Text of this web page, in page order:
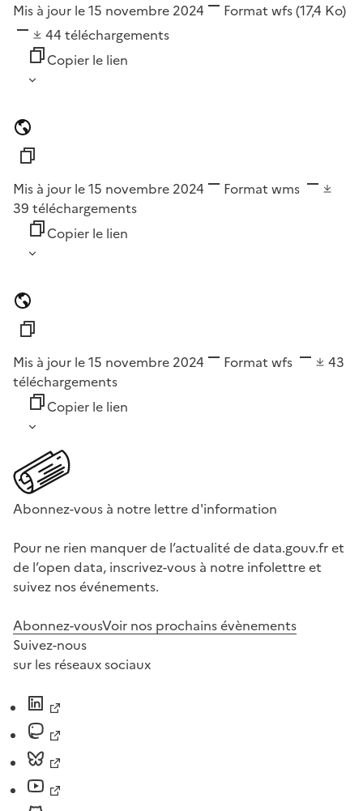
Mis à jour le 15 novembre 2024 Format wfs(17,4 Ko)
44 téléchargements
Copier le lien
Mis à jour le 15 novembre 2024 Format wms
39 téléchargements
Copier le lien
Mis à jour le 15 novembre 2024 Format wfs
43
téléchargements
Copier le lien
Abonnez-vous à notre lettre d'information
Pour ne rien manquer de l’actualité de data.gouv.fr et
de l’open data, inscrivez-vous à notre infolettre et
suivez nos événements.
Abonnez-vousVoir nos prochains évènements
Suivez-nous
sur les réseaux sociaux